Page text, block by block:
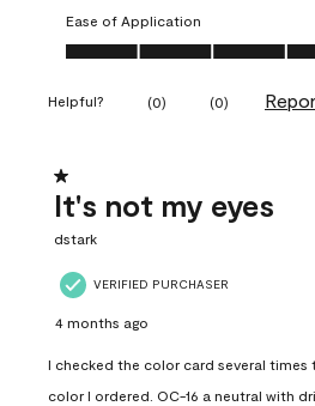
Ease of Application
Ease of Application, 5.0 out of 5
Helpful? (0) (0)
1 out of 5 stars.
It's not my eyes
dstark
VERIFIED PURCHASER
4 months ago
I checked the color card several times
color I ordered. OC-16 a neutral with